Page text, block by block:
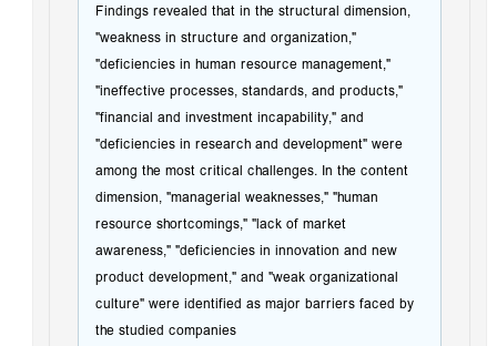
Findings revealed that in the structural dimension,
"weakness in structure and organization,"
"deficiencies in human resource management,"
"ineffective processes, standards, and products,"
"financial and investment incapability," and
"deficiencies in research and development" were
among the most critical challenges. In the content
dimension, "managerial weaknesses," "human
resource shortcomings," "lack of market
awareness," "deficiencies in innovation and new
product development," and "weak organizational
culture" were identified as major barriers faced by
the studied companies